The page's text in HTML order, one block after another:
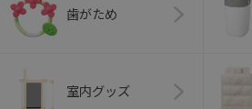
歯がため
室内グッズ